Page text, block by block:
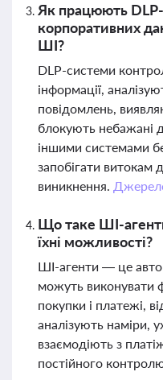
Як працюють
корпоративних
ШІ?
DLP-системи
інформації,
повідомлень,
блокують небажані
іншими системами
запобігати витокам
виникнення.
Що таке ШІ-агенти
їхні можливості?
ШІ-агенти — це
можуть виконувати
покупки і платежі,
аналізують наміри,
взаємодіють з
постійного